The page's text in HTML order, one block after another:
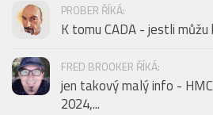
PROBER ŘÍKÁ:
K tomu CADA - jestli
FRED BROOKER ŘÍKÁ:
jen takový malý info -
2024,...